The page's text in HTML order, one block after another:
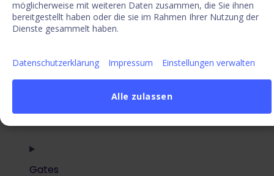
möglicherweise mit weiteren Daten zusammen, die Sie ihnen
bereitgestellt haben oder die sie im Rahmen Ihrer Nutzung der
Dienste gesammelt haben.
Datenschutzerklärung Impressum Einstellungen verwalten
Alle zulassen
Gates